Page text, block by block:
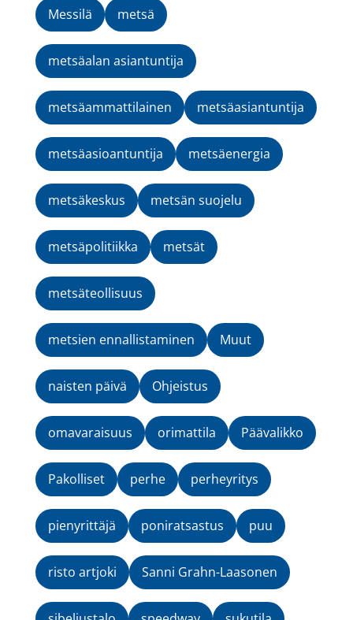
Messilä metsä
metsäalan asiantuntija
metsäammattilainen metsäasiantuntija
metsäasioantuntija metsäenergia
metsäkeskus metsän suojelu
metsäpolitiikka metsät
metsäteollisuus
metsien ennallistaminen Muut
naisten päivä Ohjeistus
omavaraisuus orimattila Päävalikko
Pakolliset perhe perheyritys
pienyrittäjä poniratsastus puu
risto artjoki Sanni Grahn-Laasonen